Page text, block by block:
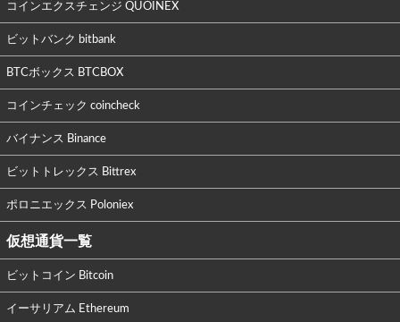
コインエクスチェンジ QUOINEX
ビットバンク bitbank
BTCボックス BTCBOX
コインチェック coincheck
バイナンス Binance
ビットトレックス Bittrex
ポロニエックス Poloniex
仮想通貨一覧
ビットコイン Bitcoin
イーサリアム Ethereum